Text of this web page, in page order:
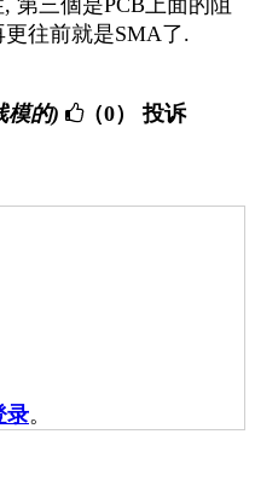
第三個是PCB上面的阻
往前就是SMA了.
模的) （0） 投诉
录。